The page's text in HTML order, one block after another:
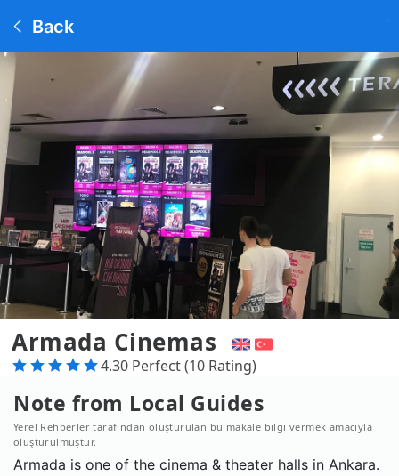
Back
Armada Cinemas
4.30 Perfect (10 Rating)
Note from Local Guides
Yerel Rehberler tarafından oluşturulan bu makale bilgi vermek amacıyla
oluşturulmuştur.
Armada is one of the cinema & theater halls in Ankara.